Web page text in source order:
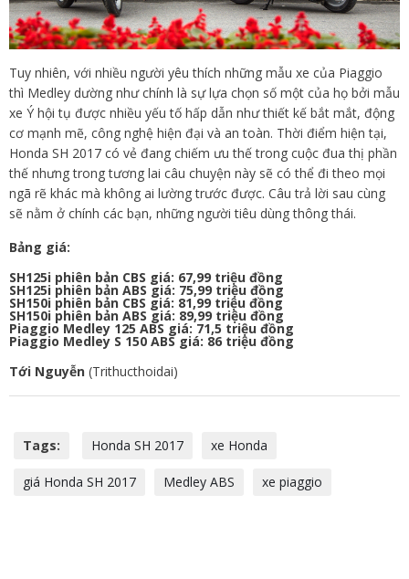
Tuy nhiên, với nhiều người yêu thích những mẫu xe của Piaggio
thì Medley dường như chính là sự lựa chọn số một của họ bởi mẫu
xe Ý hội tụ được nhiều yếu tố hấp dẫn như thiết kế bắt mắt, động
cơ mạnh mẽ, công nghệ hiện đại và an toàn. Thời điểm hiện tại,
Honda SH 2017 có vẻ đang chiếm ưu thế trong cuộc đua thị phần
thế nhưng trong tương lai câu chuyện này sẽ có thể đi theo mọi
ngã rẽ khác mà không ai lường trước được. Câu trả lời sau cùng
sẽ nằm ở chính các bạn, những người tiêu dùng thông thái.
Bảng giá:
SH125i phiên bản CBS giá: 67,99 triệu đồng
SH125i phiên bản ABS giá: 75,99 triệu đồng
SH150i phiên bản CBS giá: 81,99 triệu đồng
SH150i phiên bản ABS giá: 89,99 triệu đồng
Piaggio Medley 125 ABS giá: 71,5 triệu đồng
Piaggio Medley S 150 ABS giá: 86 triệu đồng
Tới Nguyễn (Trithucthoidai)
Tags: Honda SH 2017 xe Honda
giá Honda SH 2017 Medley ABS xe piaggio